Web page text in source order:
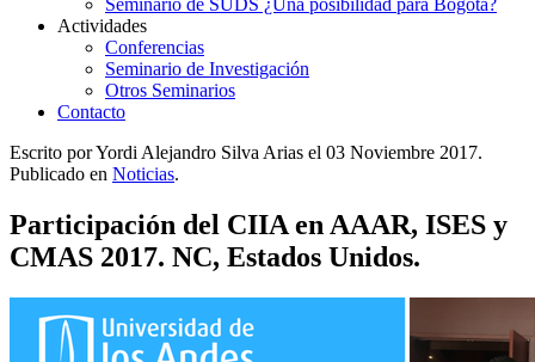
Seminario de SUDS ¿Una posibilidad para Bogotá?
Actividades
Conferencias
Seminario de Investigación
Otros Seminarios
Contacto
Escrito por Yordi Alejandro Silva Arias el 03 Noviembre 2017.
Publicado en Noticias.
Participación del CIIA en AAAR, ISES y
CMAS 2017. NC, Estados Unidos.